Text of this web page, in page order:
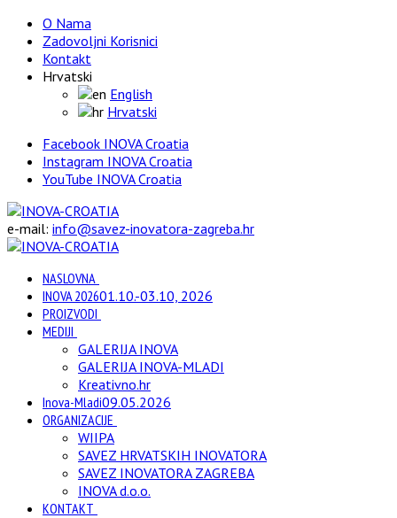
O Nama
Zadovoljni Korisnici
Kontakt
Hrvatski
English
Hrvatski
Facebook INOVA Croatia
Instagram INOVA Croatia
YouTube INOVA Croatia
e-mail: info@savez-inovatora-zagreba.hr
NASLOVNA
INOVA 202601.10.-03.10, 2026
PROIZVODI
MEDIJI
GALERIJA INOVA
GALERIJA INOVA-MLADI
Kreativno.hr
Inova-Mladi09.05.2026
ORGANIZACIJE
WIIPA
SAVEZ HRVATSKIH INOVATORA
SAVEZ INOVATORA ZAGREBA
INOVA d.o.o.
KONTAKT